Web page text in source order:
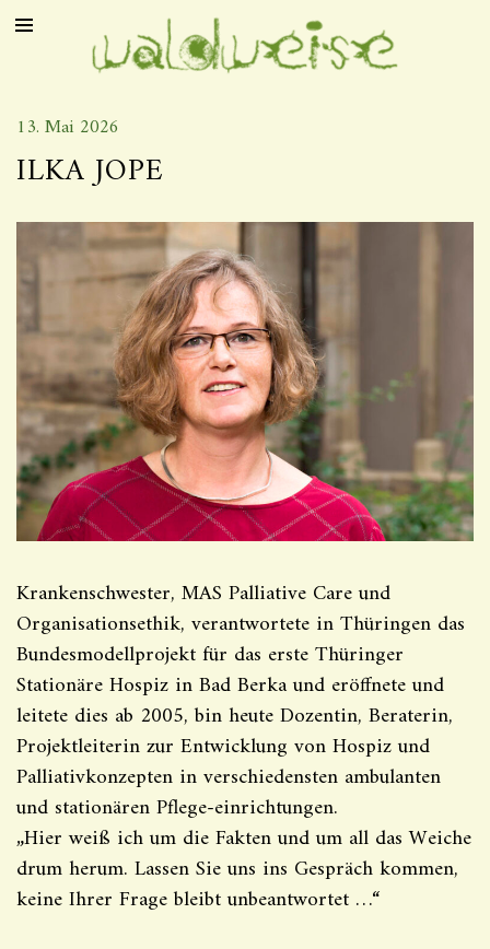
13. Mai 2026
ILKA JOPE
Krankenschwester, MAS Palliative Care und
Organisationsethik, verantwortete in Thüringen das
Bundesmodellprojekt für das erste Thüringer
Stationäre Hospiz in Bad Berka und eröffnete und
leitete dies ab 2005, bin heute Dozentin, Beraterin,
Projektleiterin zur Entwicklung von Hospiz und
Palliativkonzepten in verschiedensten ambulanten
und stationären Pflege-einrichtungen.
„Hier weiß ich um die Fakten und um all das Weiche
drum herum. Lassen Sie uns ins Gespräch kommen,
keine Ihrer Frage bleibt unbeantwortet …“